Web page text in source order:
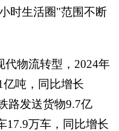
时生活圈"范围不断
代物流转型，2024年
亿吨，同比增长
路发送货物9.7亿
17.9万车，同比增长